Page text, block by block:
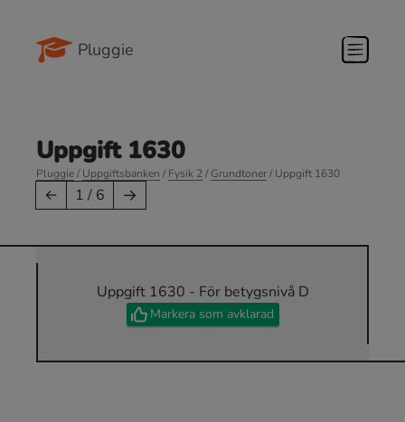
Pluggie
Uppgift 1630
Pluggie/Uppgiftsbanken /Fysik 2/Grundtoner/ Uppgift 1630
← 1 / 6 →
Uppgift 1630 - För betygsnivå D
Markera som avklarad